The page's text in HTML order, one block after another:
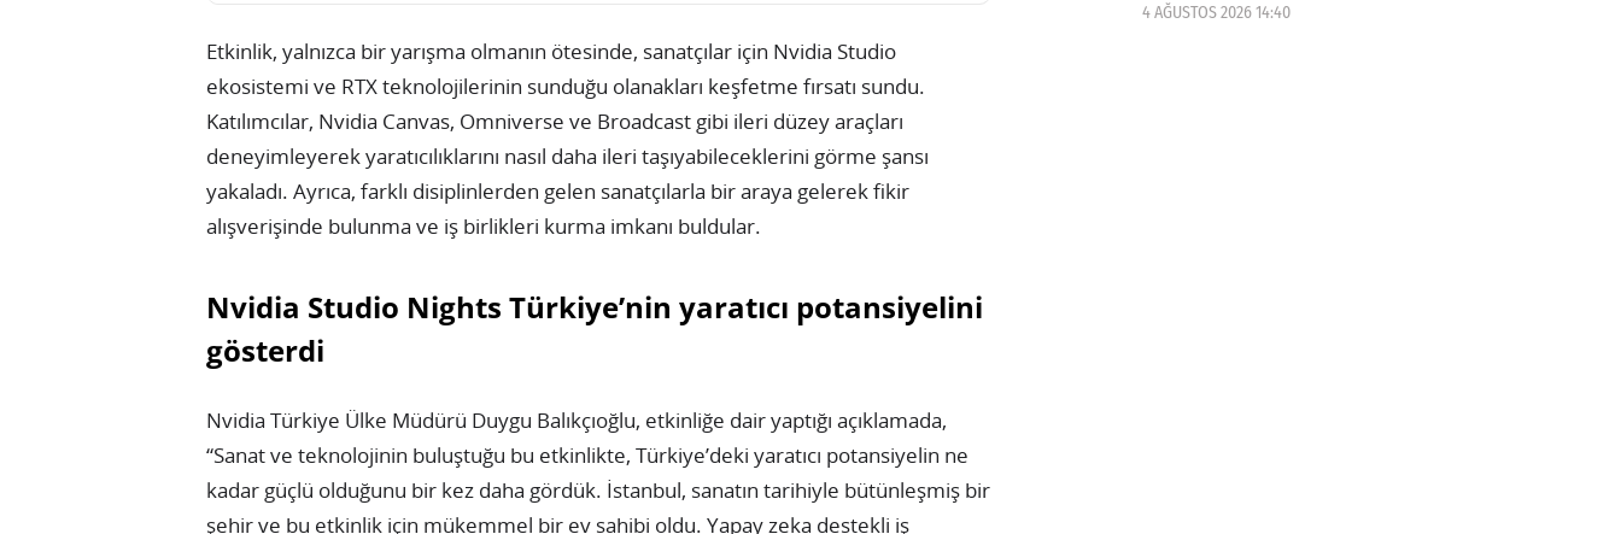
Etkinlik, yalnızca bir yarışma olmanın ötesinde, sanatçılar için Nvidia Studio
ekosistemi ve RTX teknolojilerinin sunduğu olanakları keşfetme fırsatı sundu.
Katılımcılar, Nvidia Canvas, Omniverse ve Broadcast gibi ileri düzey araçları
deneyimleyerek yaratıcılıklarını nasıl daha ileri taşıyabileceklerini görme şansı
yakaladı. Ayrıca, farklı disiplinlerden gelen sanatçılarla bir araya gelerek fikir
alışverişinde bulunma ve iş birlikleri kurma imkanı buldular.
Nvidia Studio Nights Türkiye’nin yaratıcı potansiyelini
gösterdi
Nvidia Türkiye Ülke Müdürü Duygu Balıkçıoğlu, etkinliğe dair yaptığı açıklamada,
“Sanat ve teknolojinin buluştuğu bu etkinlikte, Türkiye’deki yaratıcı potansiyelin ne
kadar güçlü olduğunu bir kez daha gördük. İstanbul, sanatın tarihiyle bütünleşmiş bir
şehir ve bu etkinlik için mükemmel bir ev sahibi oldu. Yapay zeka destekli iş
4 AĞUSTOS 2026 14:40